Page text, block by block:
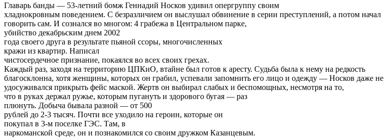
Главарь банды — 53-летний бомж Геннадий Носков удивил опергруппу своим
хладнокровным поведением. С безразличием он выслушал обвинение в серии преступлений, а потом начал
говорить сам. И сознался во многом: 4 грабежа в Центральном парке,
убийство декабрьским днем 2002
года своего друга в результате пьяной ссоры, многочисленных
кражи из квартир. Написал
чистосердечное признание, покаялся во всех своих грехах.
Каждый раз, заходя на территорию ЦПКиО, втайне был готов к аресту. Судьба была к нему на редкость
благосклонна, хотя женщины, которых он грабил, успевали запомнить его лицо и одежду — Носков даже не
удосуживался прикрыть фейс маской. Жертв он выбирал слабых и беспомощных, несмотря на то,
что в руках держал ружье, которым пугануть и здорового бугая — раз
плюнуть. Добыча бывала разной — от 500
рублей до 2-3 тысяч. Почти все уходило на героин, которые он
покупал в 3-м поселке ГЭС. Там, в
наркоманской среде, он и познакомился со своим дружком Казанцевым.